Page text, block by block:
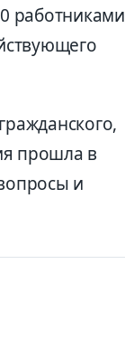
работниками
прошла в
и